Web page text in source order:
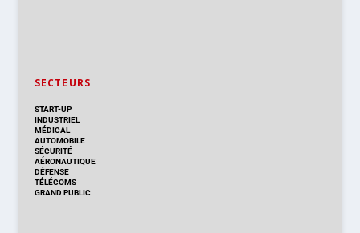
SECTEURS
START-UP
INDUSTRIEL
MÉDICAL
AUTOMOBILE
SÉCURITÉ
AÉRONAUTIQUE
DÉFENSE
TÉLÉCOMS
GRAND PUBLIC